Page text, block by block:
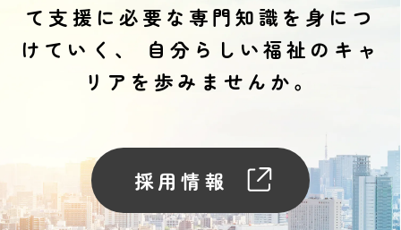
て支援に必要な専門知識を身につ
けていく、
自分らしい福祉のキャ
リアを歩みませんか。
採用情報